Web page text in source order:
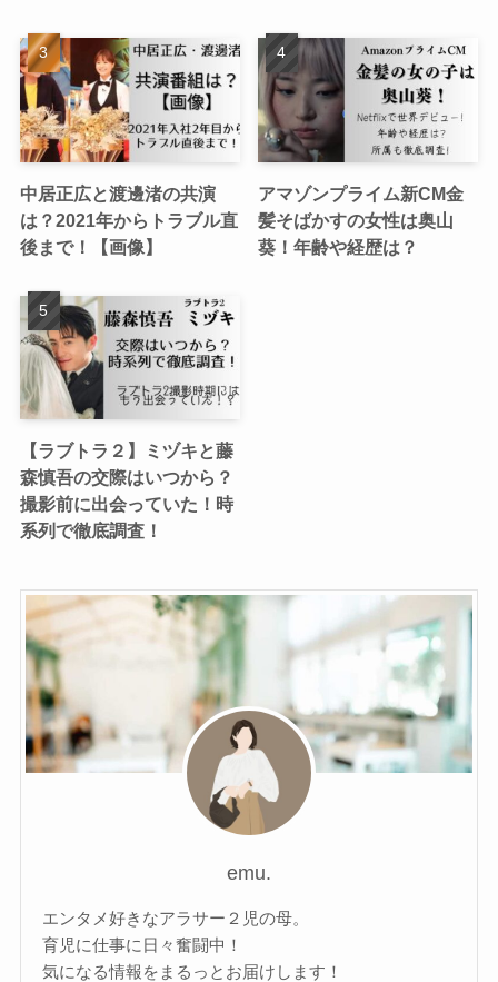
中居正広と渡邊渚の共演
は？2021年からトラブル直
後まで！【画像】
アマゾンプライム新CM金
髪そばかすの女性は奥山
葵！年齢や経歴は？
【ラブトラ２】ミヅキと藤
森慎吾の交際はいつから？
撮影前に出会っていた！時
系列で徹底調査！
emu.
エンタメ好きなアラサー２児の母。
育児に仕事に日々奮闘中！
気になる情報をまるっとお届けします！